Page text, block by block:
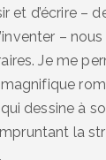
et d’écrire –
–
Je me
dessine à
la